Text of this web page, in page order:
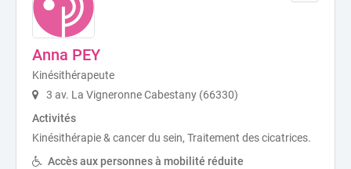
Anna PEY
Kinésithérapeute
3 av. La Vigneronne Cabestany (66330)
Activités
Kinésithérapie & cancer du sein, Traitement des cicatrices.
Accès aux personnes à mobilité réduite